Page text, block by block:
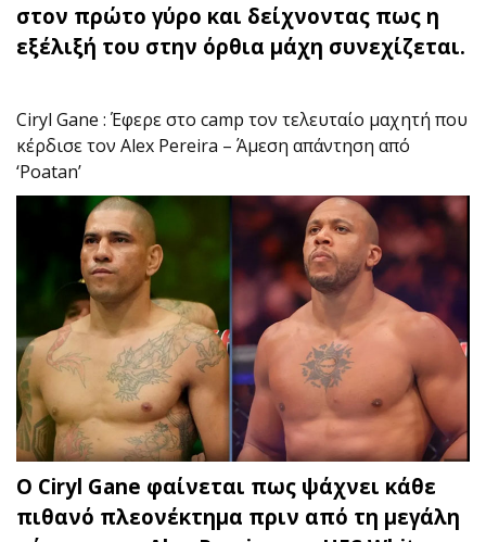
στον πρώτο γύρο και δείχνοντας πως η
εξέλιξή του στην όρθια μάχη συνεχίζεται.
Ciryl Gane : Έφερε στο camp τον τελευταίο μαχητή που
κέρδισε τον Alex Pereira – Άμεση απάντηση από
‘Poatan’
Ο Ciryl Gane φαίνεται πως ψάχνει κάθε
πιθανό πλεονέκτημα πριν από τη μεγάλη